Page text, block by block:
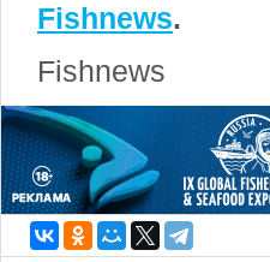
Fishnews.
Fishnews